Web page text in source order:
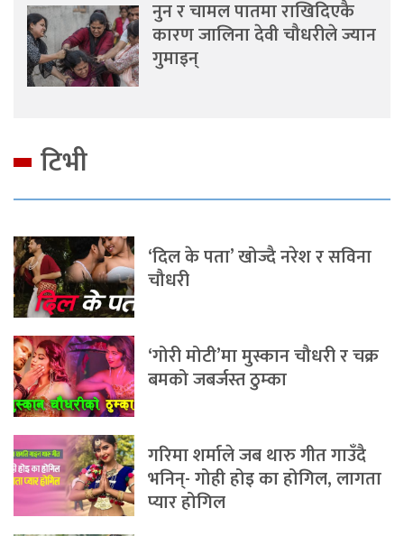
नुन र चामल पातमा राखिदिएकै
कारण जालिना देवी चौधरीले ज्यान
गुमाइन्
टिभी
‘दिल के पता’ खोज्दै नरेश र सविना
चौधरी
‘गोरी मोटी’मा मुस्कान चौधरी र चक्र
बमको जबर्जस्त ठुम्का
गरिमा शर्माले जब थारु गीत गाउँदै
भनिन्- गोही होइ का होगिल, लागता
प्यार होगिल